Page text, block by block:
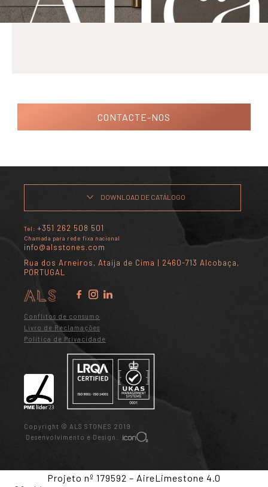
CONTACTE-NOS
DOWNLOAD DE CATÁLOGO
Tel: +351 262 508 501
Chamada para rede fixa nacional
info@alsstones.com
Rua dos Arneiros, Ataíja de Cima | 2460-713 Alcobaça,
PORTUGAL
Conflitos de consumo
Livro de Reclamações
Política de Privacidade
Copyright © ALS STONES 2019
Desenvolvimento e Design:
Projeto nº 179592 – AireLimestone 4.0